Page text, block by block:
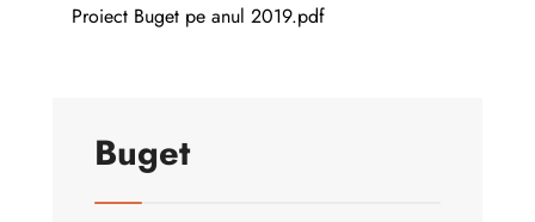
Proiect Buget pe anul 2019.pdf
Buget